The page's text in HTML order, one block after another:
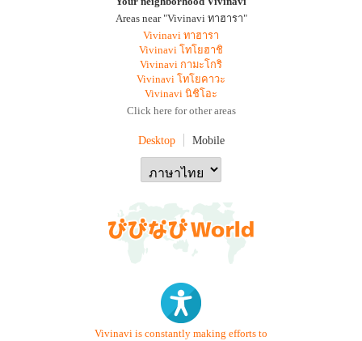
Areas near "Vivinavi ทาฮารา"
Vivinavi ทาฮารา
Vivinavi โทโยฮาชิ
Vivinavi กามะโกริ
Vivinavi โทโยคาวะ
Vivinavi นิชิโอะ
Click here for other areas
Desktop Mobile
Vivinavi is constantly making efforts to